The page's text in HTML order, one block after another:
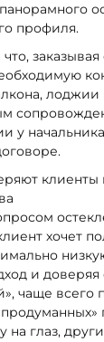
профиля.
у
клиенты
хочет
и доверяя
чаще всего
на глаз,